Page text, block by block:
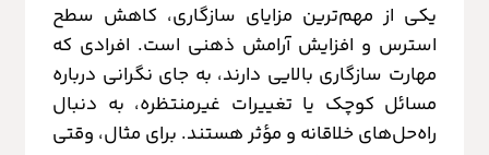
یکی از مهم‌ترین مزایای سازگاری، کاهش سطح
استرس و افزایش آرامش ذهنی است. افرادی که
مهارت سازگاری بالایی دارند، به جای نگرانی درباره
مسائل کوچک یا تغییرات غیرمنتظره، به دنبال
راه‌حل‌های خلاقانه و مؤثر هستند. برای مثال، وقتی